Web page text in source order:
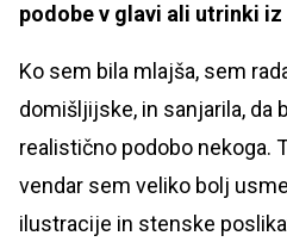
podobe v glavi ali utrinki
Ko sem bila mlajša, sem
domišljijske, in sanjarila, da
realistično podobo nekoga.
vendar sem veliko bolj
ilustracije in stenske